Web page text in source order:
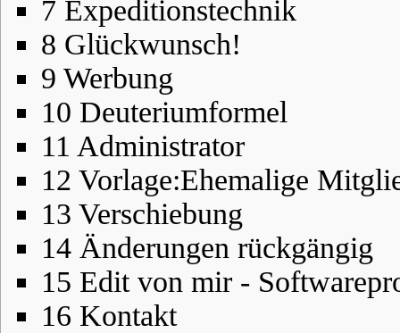
7 Expeditionstechnik
8 Glückwunsch!
9 Werbung
10 Deuteriumformel
11 Administrator
12 Vorlage:Ehemalige
13 Verschiebung
14 Änderungen rückgängig
15 Edit von mir -
16 Kontakt